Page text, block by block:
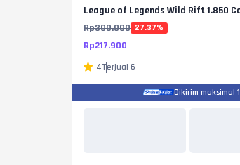
League of Legends Wild Rift1.850
Rp300.000 27.37%
Rp217.900
4Terjual 6
Dikirim maksimal